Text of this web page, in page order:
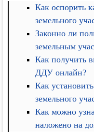
Как оспорить
земельного
Законно ли
земельным
Как получить
ДДУ онлайн?
Как
земельного
Как можно
наложено на